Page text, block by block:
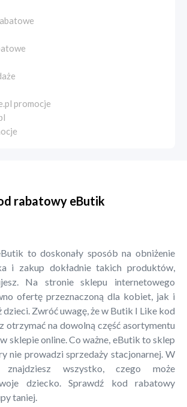
promocje
rabatowy eButik
to doskonały sposób na obniżenie
i zakup dokładnie takich produktów,
Na stronie sklepu internetowego
ofertę przeznaczoną dla kobiet, jak i
dzieci. Zwróć uwagę, że w Butik I Like kod
otrzymać na dowolną część asortymentu
sklepie online. Co ważne, eButik to sklep
nie prowadzi sprzedaży stacjonarnej. W
wszystko, czego może
dziecko. Sprawdź kod rabatowy
taniej.